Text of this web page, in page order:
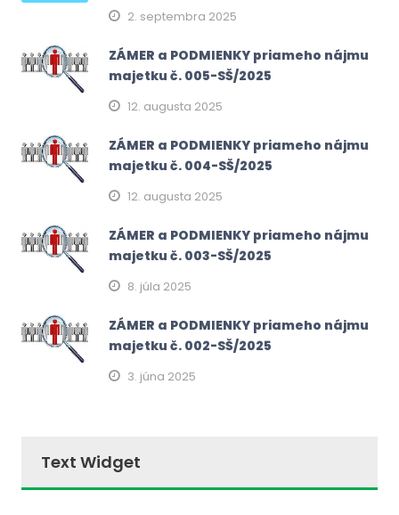
2. septembra 2025
ZÁMER a PODMIENKY priameho nájmu
majetku č. 005-SŠ/2025
12. augusta 2025
ZÁMER a PODMIENKY priameho nájmu
majetku č. 004-SŠ/2025
12. augusta 2025
ZÁMER a PODMIENKY priameho nájmu
majetku č. 003-SŠ/2025
8. júla 2025
ZÁMER a PODMIENKY priameho nájmu
majetku č. 002-SŠ/2025
3. júna 2025
Text Widget